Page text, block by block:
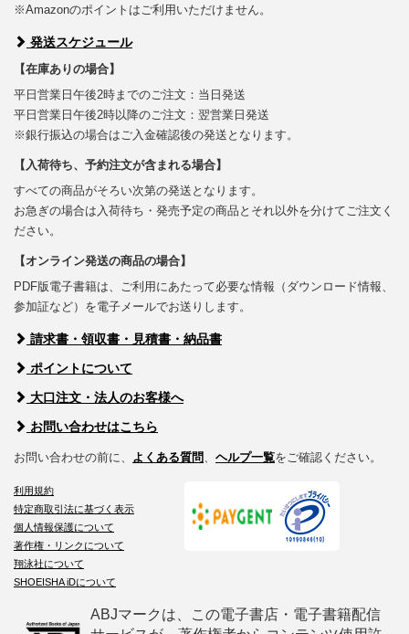
※Amazonのポイントはご利用いただけません。
発送スケジュール
【在庫ありの場合】
平日営業日午後2時までのご注文：当日発送
平日営業日午後2時以降のご注文：翌営業日発送
※銀行振込の場合はご入金確認後の発送となります。
【入荷待ち、予約注文が含まれる場合】
すべての商品がそろい次第の発送となります。
お急ぎの場合は入荷待ち・発売予定の商品とそれ以外を分けてご注文く
ださい。
【オンライン発送の商品の場合】
PDF版電子書籍は、ご利用にあたって必要な情報（ダウンロード情報、
参加証など）を電子メールでお送りします。
請求書・領収書・見積書・納品書
ポイントについて
大口注文・法人のお客様へ
お問い合わせはこちら
お問い合わせの前に、 よくある質問、 ヘルプ一覧をご確認ください。
利用規約
特定商取引法に基づく表示
個人情報保護について
著作権・リンクについて
翔泳社について
SHOEISHA iDについて
ABJマークは、この電子書店・電子書籍配信